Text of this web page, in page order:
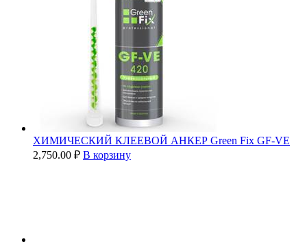
ХИМИЧЕСКИЙ КЛЕЕВОЙ АНКЕР Green Fix GF-VE
2,750.00 ₽ В корзину